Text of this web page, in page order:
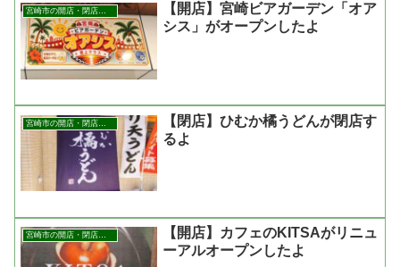
宮崎市の開店・閉店まとめ
【開店】宮崎ビアガーデン「オア
シス」がオープンしたよ
【閉店】ひむか橘うどんが閉店す
るよ
【開店】カフェのKITSAがリニュ
ーアルオープンしたよ